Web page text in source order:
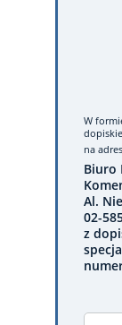
W
na
Biuro
Al.
02-
z